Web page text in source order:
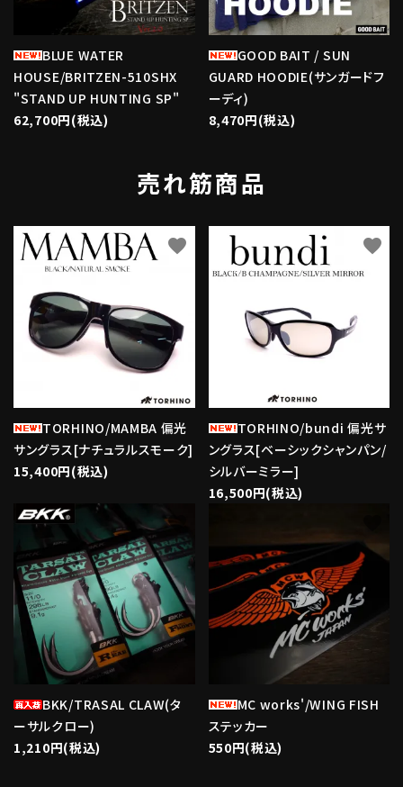
BLUE WATER
HOUSE/BRITZEN-510SHX
"STAND UP HUNTING SP"
62,700円(税込)
GOOD BAIT / SUN
GUARD HOODIE(サンガードフ
ーディ)
8,470円(税込)
売れ筋商品
TORHINO/MAMBA 偏光
サングラス[ナチュラルスモーク]
15,400円(税込)
favorite
TORHINO/bundi 偏光サ
ングラス[ベーシックシャンパン/
シルバーミラー]
16,500円(税込)
favorite
BKK/TRASAL CLAW(タ
ーサルクロー)
1,210円(税込)
favorite
MC works'/WING FISH
ステッカー
550円(税込)